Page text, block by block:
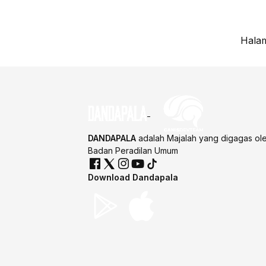
DANDAPALA adalah Majalah yang digagas
Badan Peradilan Umum
Download Dandapala